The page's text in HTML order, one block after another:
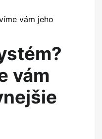
vám jeho
vám